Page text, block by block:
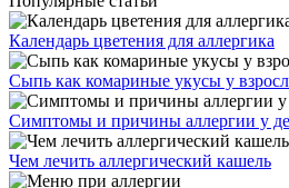
Календарь цветения для аллергика
Сыпь как комариные укусы у
Симптомы и причины аллергии у
Чем лечить аллергический кашель